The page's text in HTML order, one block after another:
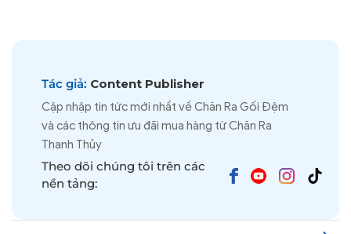
Tác giả: Content Publisher
Cập nhập tin tức mới nhất về Chăn Ra Gối Đệm
và các thông tin ưu đãi mua hàng từ Chăn Ra
Thanh Thủy
Theo dõi chúng tôi trên các
nền tảng: